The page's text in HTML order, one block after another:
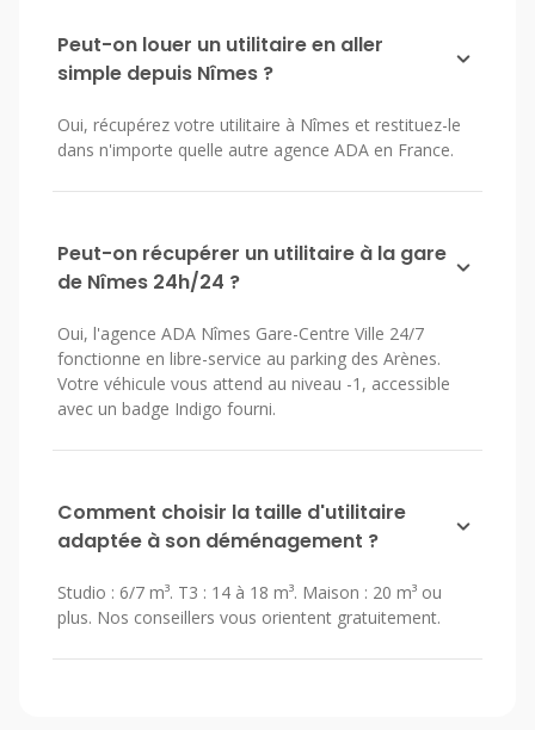
Peut-on louer un utilitaire en aller
simple depuis Nîmes ?
Oui, récupérez votre utilitaire à Nîmes et restituez-le
dans n'importe quelle autre agence ADA en France.
Peut-on récupérer un utilitaire à la gare
de Nîmes 24h/24 ?
Oui, l'agence ADA Nîmes Gare-Centre Ville 24/7
fonctionne en libre-service au parking des Arènes.
Votre véhicule vous attend au niveau -1, accessible
avec un badge Indigo fourni.
Comment choisir la taille d'utilitaire
adaptée à son déménagement ?
Studio : 6/7 m³. T3 : 14 à 18 m³. Maison : 20 m³ ou
plus. Nos conseillers vous orientent gratuitement.